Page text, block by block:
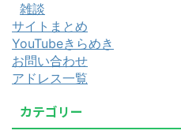
雑談
サイトまとめ
YouTubeきらめき
お問い合わせ
アドレス一覧
カテゴリー